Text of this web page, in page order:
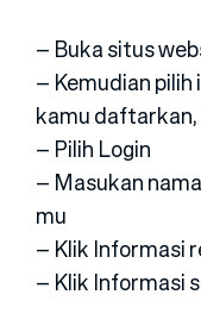
– Buka situs
– Kemudian
kamu
– Pilih Login
– Masukan
mu
– Klik Informasi
– Klik Informasi